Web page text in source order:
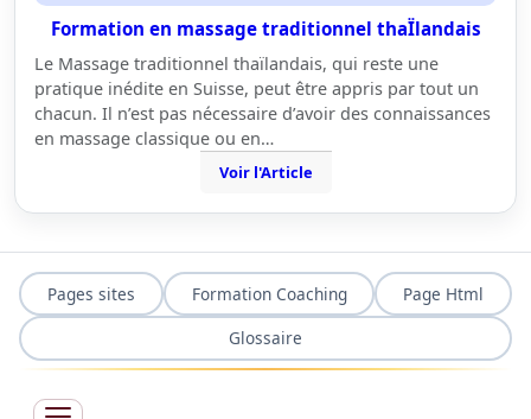
Formation en massage traditionnel thaÏlandais
Le Massage traditionnel thaïlandais, qui reste une
pratique inédite en Suisse, peut être appris par tout un
chacun. Il n’est pas nécessaire d’avoir des connaissances
en massage classique ou en…
Voir l'Article
Pages sites Formation Coaching
Page Html
Glossaire